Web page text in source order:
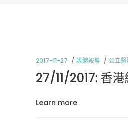
2017-11-27 媒體報導 公立
27/11/2017: 香
Learn more